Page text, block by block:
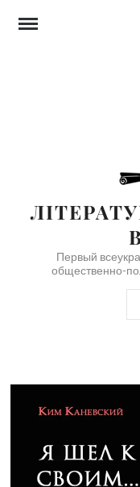
Первый
общественно-